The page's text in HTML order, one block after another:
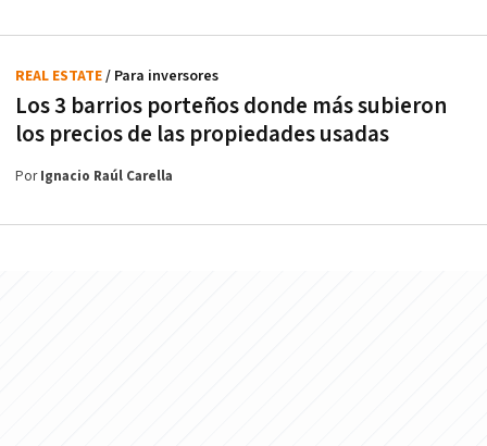
Los 3 barrios porteños donde más subieron
los precios de las propiedades usadas
REAL ESTATE/ Para inversores
PorIgnacio Raúl Carella